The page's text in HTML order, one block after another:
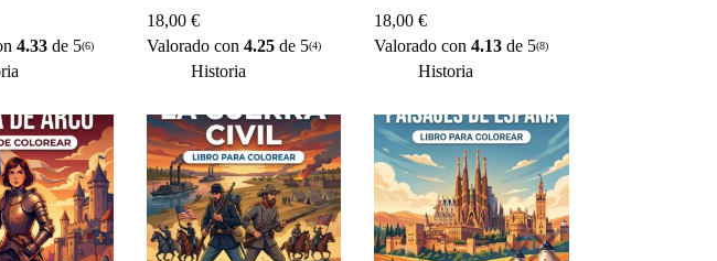
4.33 de 5(6)
18,00€
Valorado con4.25 de 5(4)
Historia
18,00€
Valorado con4.13 de 5(8)
Historia